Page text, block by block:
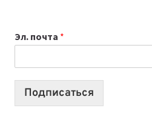
СОЗДАВАТЬ
ПРОДУКТЫ
Эл. почта *
Подписаться